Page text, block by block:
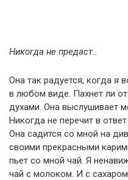
Никогда не предаст..
Она так радуется, когда я
в любом виде. Пахнет ли
духами. Она выслушивает
Никогда не перечит в
Она садится со мной на
своими прекрасными
пьет со мной чай. Я
чай с молоком. И с